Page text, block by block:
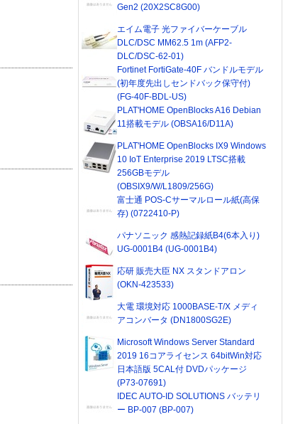
Gen2 (20X2SC8G00)
エイム電子 光ファイバーケーブル
DLC/DSC MM62.5 1m (AFP2-
DLC/DSC-62-01)
Fortinet FortiGate-40F バンドルモデル
(初年度先出しセンドバック保守付)
(FG-40F-BDL-US)
PLAT'HOME OpenBlocks A16 Debian
11搭載モデル (OBSA16/D11A)
PLAT'HOME OpenBlocks IX9 Windows
10 IoT Enterprise 2019 LTSC搭載
256GBモデル
(OBSIX9/W/L1809/256G)
富士通 POS-Cサーマルロール紙(高保
存) (0722410-P)
パナソニック 感熱記録紙B4(6本入り)
UG-0001B4 (UG-0001B4)
応研 販売大臣 NX スタンドアロン
(OKN-423533)
大電 環境対応 1000BASE-T/X メディ
アコンバータ (DN1800SG2E)
Microsoft Windows Server Standard
2019 16コアライセンス 64bitWin対応
日本語版 5CAL付 DVDパッケージ
(P73-07691)
IDEC AUTO-ID SOLUTIONS バッテリ
ー BP-007 (BP-007)